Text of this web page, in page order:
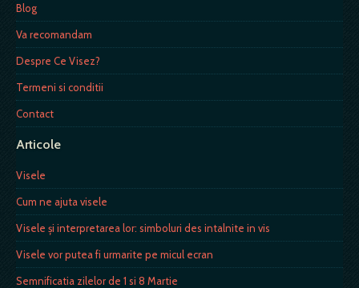
Blog
Va recomandam
Despre Ce Visez?
Termeni si conditii
Contact
Articole
Visele
Cum ne ajuta visele
Visele și interpretarea lor: simboluri des intalnite in vis
Visele vor putea fi urmarite pe micul ecran
Semnificatia zilelor de 1 si 8 Martie